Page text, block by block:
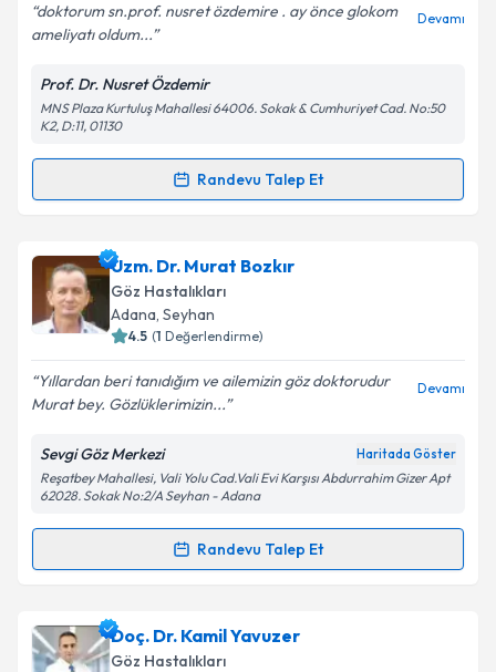
Kişisel verilerimin işlenmesine ilişkin
Metni'ni okudum ve kişisel verilerimin belirtilen
kapsamda işlenmesini kabul ediyorum.
Takvim Talebini Gönder
doktorum sn.prof. nusret özdemire . ay önce glokom
ameliyatı oldum...
Devamı
Prof. Dr. Nusret Özdemir
MNS Plaza Kurtuluş Mahallesi 64006. Sokak & Cumhuriyet Cad. No:50
K2, D:11, 01130
Randevu Talep Et
Randevu Takvimi Talebi
Prof. Dr. Nusret Özdemiriçin randevu takvimi talebi
oluşturun. Size bu uzmandan randevu almanız için bir
takvim hazırlandığında e-posta ile bilgilendireceğiz.
Kişisel verilerimin işlenmesine ilişkin
Aydınlatma
Metni'ni okudum ve kişisel verilerimin belirtilen
kapsamda işlenmesini kabul ediyorum.
Takvim Talebini Gönder
Uzm. Dr. Murat Bozkır
Göz Hastalıkları
Adana, Seyhan
4.5 (1 Değerlendirme)
Yıllardan beri tanıdığım ve ailemizin göz doktorudur
Murat bey. Gözlüklerimizin...
Devamı
Sevgi Göz Merkezi Haritada Göster
Reşatbey Mahallesi, Vali Yolu Cad.Vali Evi Karşısı Abdurrahim Gizer Apt
62028. Sokak No:2/A Seyhan - Adana
Randevu Talep Et
Randevu Takvimi Talebi
Uzm. Dr. Murat Bozkıriçin randevu takvimi talebi
oluşturun. Size bu uzmandan randevu almanız için bir
Doç. Dr. Kamil Yavuzer
Göz Hastalıkları